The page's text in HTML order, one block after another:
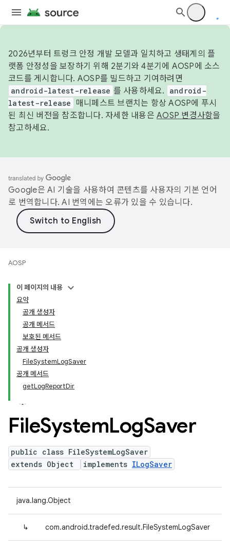
2026년부터 트렁크 안정 개발 모델과 일치하고 생태계의 플
랫폼 안정성을 보장하기 위해 2분기와 4분기에 AOSP에 소스
코드를 게시합니다. AOSP를 빌드하고 기여하려면
android-latest-release 를 사용하세요.
android-
latest-release
매니페스트 브랜치는 항상 AOSP에 푸시
된 최신 버전을 참조합니다. 자세한 내용은 AOSP 변경사항을
참고하세요.
Google은 AI 기술을 사용하여 콘텐츠를 사용자의 기본 언어
로 번역합니다. AI 번역에는 오류가 있을 수 있습니다.
AOSP
이 페이지의 내용
요약
공개 생성자
공개 메서드
보호된 메서드
공개 생성자
FileSystemLogSaver
공개 메서드
getLogReportDir
FileSystemLogSaver
public class FileSystemLogSaver
extends Object
implements ILogSaver
java.lang.Object
↳ com.android.tradefed.result.FileSystemLogSaver